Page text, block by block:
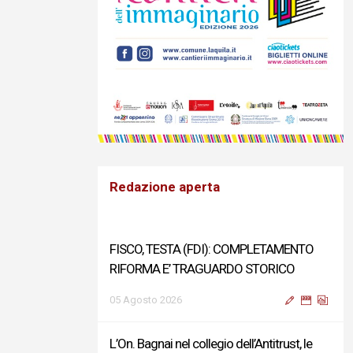
Redazione aperta
FISCO, TESTA (FDI): COMPLETAMENTO
RIFORMA E’ TRAGUARDO STORICO
05 Agosto 2026
L’On. Bagnai nel collegio dell’Antitrust, le